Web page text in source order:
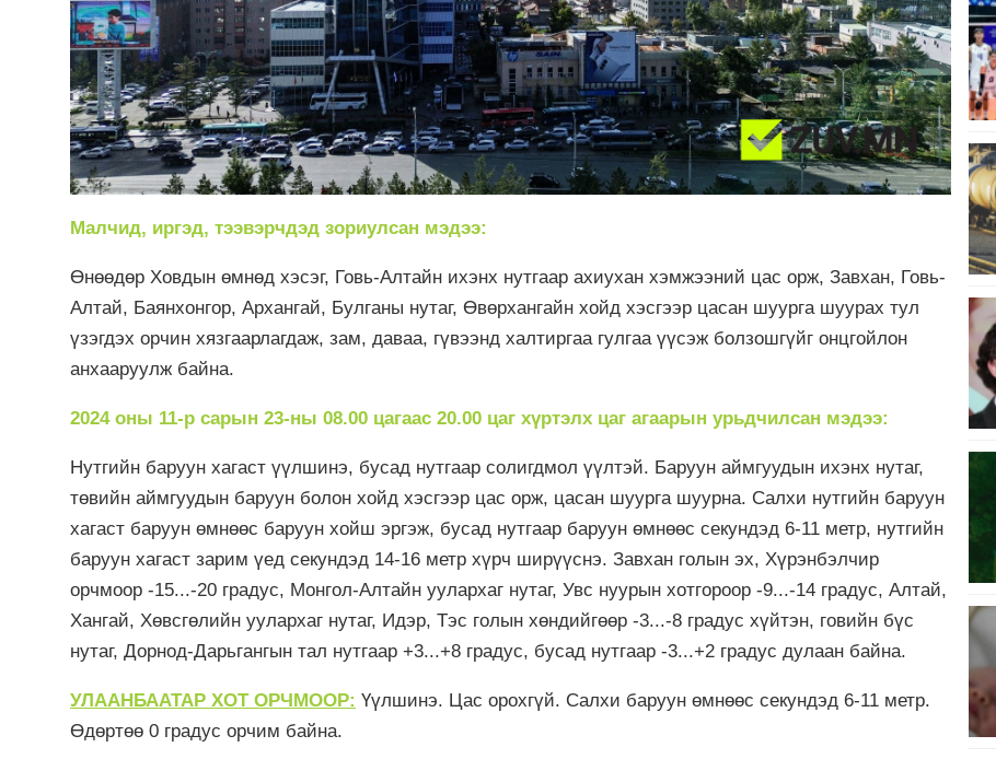
Малчид, иргэд, тээвэрчдэд зориулсан мэдээ:
Өнөөдөр Ховдын өмнөд хэсэг, Говь-Алтайн ихэнх нутгаар ахиухан хэмжээний цас орж, Завхан, Говь-
Алтай, Баянхонгор, Архангай, Булганы нутаг, Өвөрхангайн хойд хэсгээр цасан шуурга шуурах тул
үзэгдэх орчин хязгаарлагдаж, зам, даваа, гүвээнд халтиргаа гулгаа үүсэж болзошгүйг онцгойлон
анхааруулж байна.
2024 оны 11-р сарын 23-ны 08.00 цагаас 20.00 цаг хүртэлх цаг агаарын урьдчилсан мэдээ:
Нутгийн баруун хагаст үүлшинэ, бусад нутгаар солигдмол үүлтэй. Баруун аймгуудын ихэнх нутаг,
төвийн аймгуудын баруун болон хойд хэсгээр цас орж, цасан шуурга шуурна. Салхи нутгийн баруун
хагаст баруун өмнөөс баруун хойш эргэж, бусад нутгаар баруун өмнөөс секундэд 6-11 метр, нутгийн
баруун хагаст зарим үед секундэд 14-16 метр хүрч ширүүснэ. Завхан голын эх, Хүрэнбэлчир
орчмоор -15...-20 градус, Монгол-Алтайн уулархаг нутаг, Увс нуурын хотгороор -9...-14 градус, Алтай,
Хангай, Хөвсгөлийн уулархаг нутаг, Идэр, Тэс голын хөндийгөөр -3...-8 градус хүйтэн, говийн бүс
нутаг, Дорнод-Дарьгангын тал нутгаар +3...+8 градус, бусад нутгаар -3...+2 градус дулаан байна.
УЛААНБААТАР ХОТ ОРЧМООР: Үүлшинэ. Цас орохгүй. Салхи баруун өмнөөс секундэд 6-11 метр.
Өдөртөө 0 градус орчим байна.